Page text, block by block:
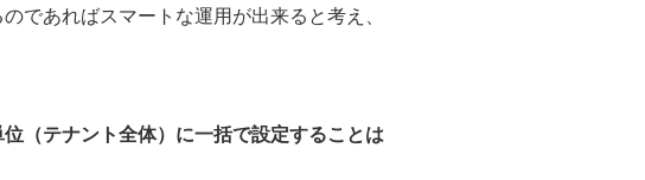
であればスマートな運用が出来ると考え、
（テナント全体）に一括で設定することは